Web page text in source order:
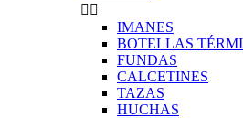
 
IMANES
BOTELLAS
FUNDAS
CALCETINES
TAZAS
HUCHAS